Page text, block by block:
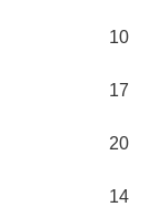
10
17
20
14